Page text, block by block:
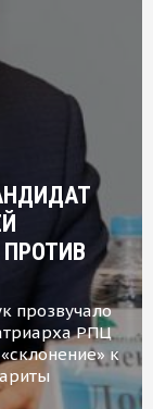
прозвучало
РПЦ
к